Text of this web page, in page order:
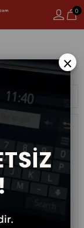
0
Filtreleme
×